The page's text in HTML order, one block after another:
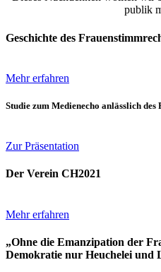
publik
Geschichte des
Mehr erfahren
Studie zum Medienecho anlässlich
Zur Präsentation
Der Verein CH2021
Mehr erfahren
„Ohne die Emanzipation der
Demokratie nur Heuchelei und